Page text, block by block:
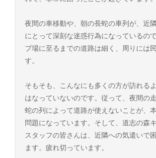
夜間の車移動や、朝の長蛇の車列が、近
にとって深刻な迷惑行為になっているの
プ場に至るまでの道路は細く、周りには
す。
そもそも、こんなにも多くの方が訪れる
はなっていないのです。従って、夜間の
蛇の列によって道路が使えないことが、
問題になっています。そして、道志の森
スタッフの皆さんは、近隣への気遣いで
ます。疲れ切っています。